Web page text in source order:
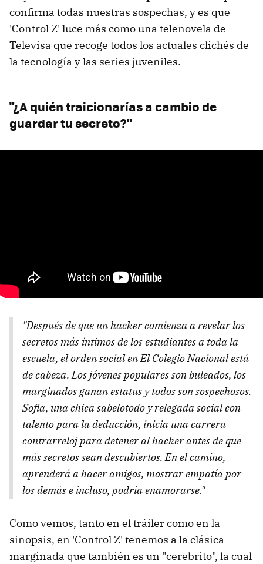
confirma todas nuestras sospechas, y es que
'Control Z' luce más como una telenovela de
Televisa que recoge todos los actuales clichés de
la tecnología y las series juveniles.
"¿A quién traicionarías a cambio de
guardar tu secreto?"
"Después de que un hacker comienza a revelar los
secretos más íntimos de los estudiantes a toda la
escuela, el orden social en El Colegio Nacional está
de cabeza. Los jóvenes populares son buleados, los
marginados ganan estatus y todos son sospechosos.
Sofia, una chica sabelotodo y relegada social con
talento para la deducción, inicia una carrera
contrarreloj para detener al hacker antes de que
más secretos sean descubiertos. En el camino,
aprenderá a hacer amigos, mostrar empatía por
los demás e incluso, podría enamorarse."
Como vemos, tanto en el tráiler como en la
sinopsis, en 'Control Z' tenemos a la clásica
marginada que también es un "cerebrito", la cual